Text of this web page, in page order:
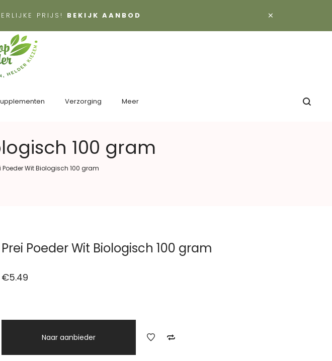
×
PRIJS! BEKIJK AANBOD
Verzorging Meer
100 gram
Poeder Wit Biologisch 100 gram
Prei Poeder Wit Biologisch 100 gram
€5.49
Naar aanbieder